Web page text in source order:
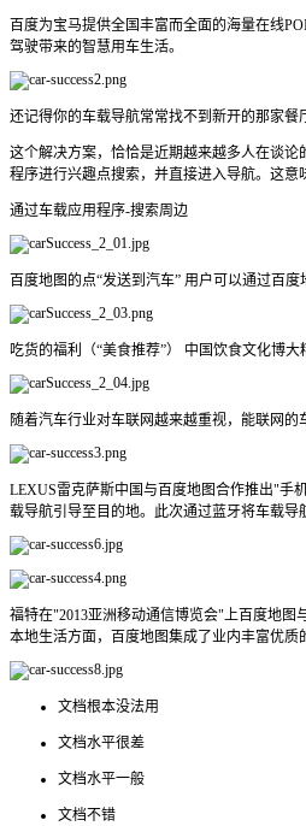
百度为宝马提供全国丰富而全面的海量在线
驾驶带来的智慧用车生活。
还记得你的车载导航常常找不到新开的那家
这个解决方案，恰恰是近期越来越多人在谈论
程序进行兴趣点搜索，并直接进入导航。这
通过车载应用程序-搜索周边
百度地图的点“发送到汽车” 用户可以通过百
吃货的福利（“美食推荐”） 中国饮食文化博
随着汽车行业对车联网越来越重视，能联网
LEXUS雷克萨斯中国与百度地图合作推出"手
载导航引导至目的地。此次通过蓝牙将车载导
福特在"2013亚洲移动通信博览会"上百度地
本地生活方面，百度地图集成了业内丰富优
文档根本没法用
文档水平很差
文档水平一般
文档不错